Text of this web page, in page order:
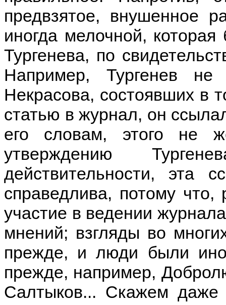
предвзятое, внушенное
иногда мелочной,
Тургенева, по
Например, Тургенев
Некрасова, состоявших в
статью в журнал, он
его словам, этого не
утверждению
действительности, эта
справедлива, потому что,
участие в ведении
мнений; взгляды во
прежде, и люди были
прежде, например,
Салтыков... Скажем